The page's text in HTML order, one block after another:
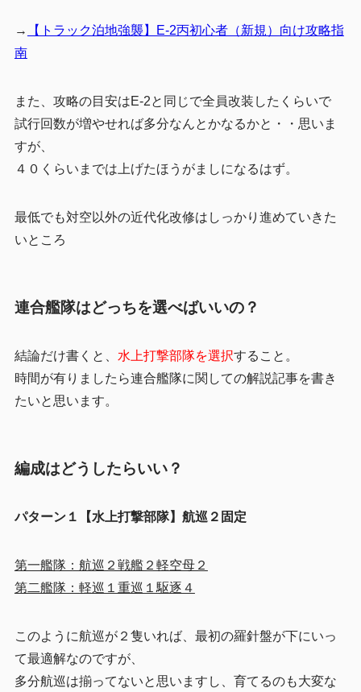
→
【トラック泊地強襲】E-2丙初心者（新規）向け攻略指
南
また、攻略の目安はE-2と同じで全員改装したくらいで
試行回数が増やせれば多分なんとかなるかと・・思いま
すが、
４０くらいまでは上げたほうがましになるはず。
最低でも対空以外の近代化改修はしっかり進めていきた
いところ
連合艦隊はどっちを選べばいいの？
結論だけ書くと、 水上打撃部隊を選択すること。
時間が有りましたら連合艦隊に関しての解説記事を書き
たいと思います。
編成はどうしたらいい？
パターン１【水上打撃部隊】航巡２固定
第一艦隊：航巡２戦艦２軽空母２
第二艦隊：軽巡１重巡１駆逐４
このように航巡が２隻いれば、最初の羅針盤が下にいっ
て最適解なのですが、
多分航巡は揃ってないと思いますし、育てるのも大変な